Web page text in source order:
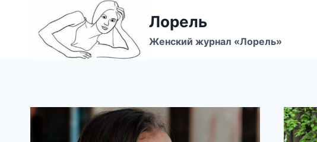
содержимому
Лорель
Женский журнал «Лорель»